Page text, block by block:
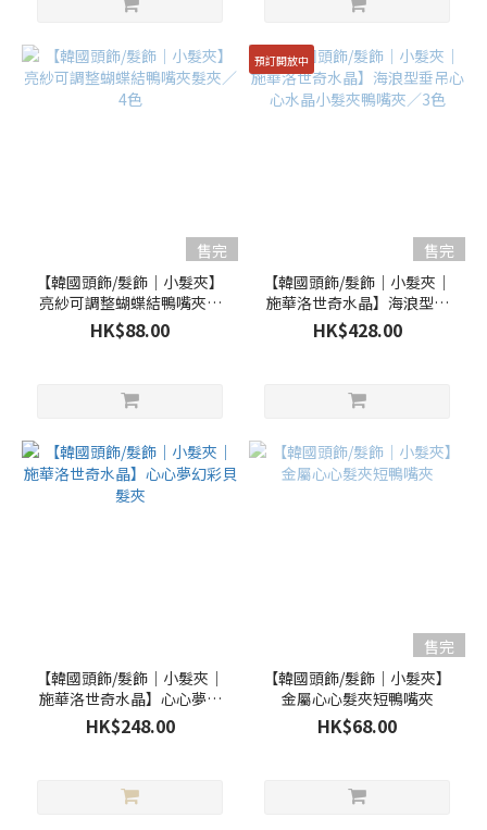
售完
【韓國頭飾/髮飾｜小髮夾】
亮紗可調整蝴蝶結鴨嘴夾髮
夾／4色
HK$88.00
預訂開放中
售完
【韓國頭飾/髮飾｜小髮夾｜
施華洛世奇水晶】海浪型垂
吊心心水晶小髮夾鴨嘴夾／3
色
HK$428.00
【韓國頭飾/髮飾｜小髮夾｜
施華洛世奇水晶】心心夢幻
彩貝髮夾
HK$248.00
售完
【韓國頭飾/髮飾｜小髮夾】
金屬心心髮夾短鴨嘴夾
HK$68.00